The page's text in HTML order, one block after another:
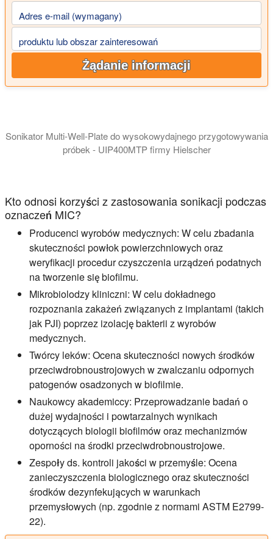
Adres e-mail (wymagany)
produktu lub obszar zainteresowań
Żądanie informacji
Sonikator Multi-Well-Plate do wysokowydajnego przygotowywania
próbek - UIP400MTP firmy Hielscher
Kto odnosi korzyści z zastosowania sonikacji podczas
oznaczeń MIC?
Producenci wyrobów medycznych: W celu zbadania
skuteczności powłok powierzchniowych oraz
weryfikacji procedur czyszczenia urządzeń podatnych
na tworzenie się biofilmu.
Mikrobiolodzy kliniczni: W celu dokładnego
rozpoznania zakażeń związanych z implantami (takich
jak PJI) poprzez izolację bakterii z wyrobów
medycznych.
Twórcy leków: Ocena skuteczności nowych środków
przeciwdrobnoustrojowych w zwalczaniu odpornych
patogenów osadzonych w biofilmie.
Naukowcy akademiccy: Przeprowadzanie badań o
dużej wydajności i powtarzalnych wynikach
dotyczących biologii biofilmów oraz mechanizmów
oporności na środki przeciwdrobnoustrojowe.
Zespoły ds. kontroli jakości w przemyśle: Ocena
zanieczyszczenia biologicznego oraz skuteczności
środków dezynfekujących w warunkach
przemysłowych (np. zgodnie z normami ASTM E2799-
22).